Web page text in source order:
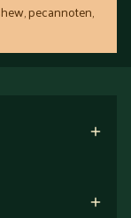
pecannoten,